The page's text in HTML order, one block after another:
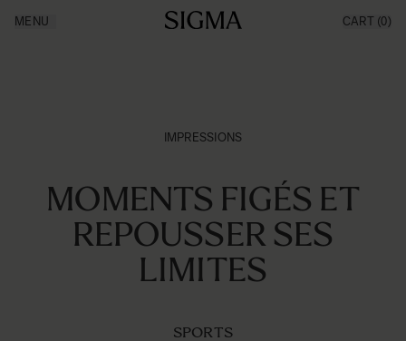
Made in Aizu
MENU CART (0)
IMPRESSIONS
MOMENTS FIGÉS ET
REPOUSSER SES
LIMITES
SPORTS